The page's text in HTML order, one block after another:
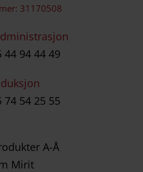
31170508
44 94 44 49
74 54 25 55
A-Å
Mirit